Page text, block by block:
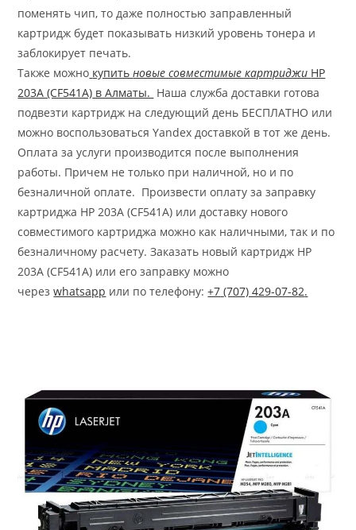
поменять чип, то даже полностью заправленный
картридж будет показывать низкий уровень тонера и
заблокирует печать.
Также можно купитьновые совместимые картриджи HP
203A (CF541A) в Алматы. Наша служба доставки готова
подвезти картридж на следующий день БЕСПЛАТНО или
можно воспользоваться Yandex доставкой в тот же день.
Оплата за услуги производится после выполнения
работы. Причем не только при наличной, но и по
безналичной оплате. Произвести оплату за заправку
картриджа HP 203A (CF541A) или доставку нового
совместимого картриджа можно как наличными, так и по
безналичному расчету. Заказать новый картридж HP
203A (CF541A) или его заправку можно
черезwhatsapp или по телефону:+7 (707) 429-07-82.